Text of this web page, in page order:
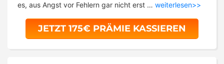
es, aus Angst vor Fehlern gar nicht erst … weiterlesen>>
JETZT 175€ PRÄMIE KASSIEREN